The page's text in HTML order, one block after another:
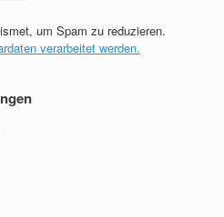
um Spam zu reduzieren.
verarbeitet werden.